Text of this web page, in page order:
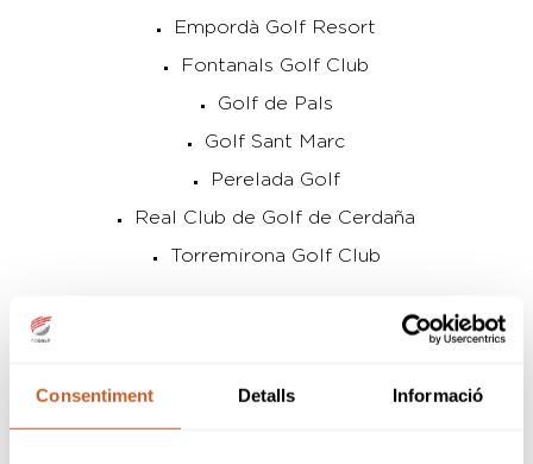
Consentiment Detalls Informació
Empordà Golf Resort
Fontanals Golf Club
Golf de Pals
Golf Sant Marc
Perelada Golf
Real Club de Golf de Cerdaña
Torremirona Golf Club